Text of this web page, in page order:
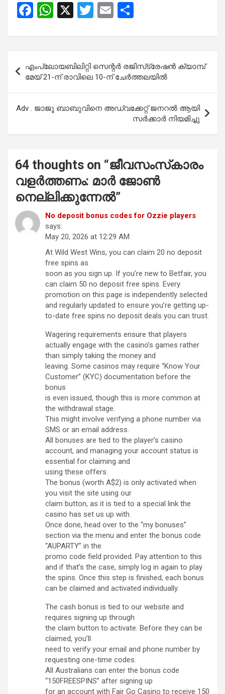
F
ce
o
o
k
W
at
A
p
p
X
T
tt
E
ail ar
e
navigation
എംപ്ലോയബിലിറ്റി സെന്റർ രജിസ്‌ട്രേഷൻ ക്യാമ്പ്
മേയ് 21-ന് രാവിലെ 10-ന് ചേർത്തലയിൽ
Adv . ജാജൂ ബാബുവിനെ അഡ്വക്കേറ്റ് ജനറൽ ആയി
സർക്കാർ നിയമിച്ചു
64 thoughts on “ജീവസംസ്‌കാരം
വളര്‍ത്തണം: മാര്‍ ജോണ്‍
നെല്ലിക്കുന്നേല്‍”
No deposit bonus codes for Ozzie players
says:
May 20, 2026 at 12:29 AM
At Wild West Wins, you can claim 20 no deposit
free spins as
soon as you sign up. If you’re new to Betfair, you
can claim 50 no deposit free spins. Every
promotion on this page is independently selected
and regularly updated to ensure you’re getting up-
to-date free spins no deposit deals you can trust.
Wagering requirements ensure that players
actually engage with the casino’s games rather
than simply taking the money and
leaving. Some casinos may require “Know Your
Customer” (KYC) documentation before the
bonus
is even issued, though this is more common at
the withdrawal stage.
This might involve verifying a phone number via
SMS or an email address.
All bonuses are tied to the player’s casino
account, and managing your account status is
essential for claiming and
using these offers.
The bonus (worth A$2) is only activated when
you visit the site using our
claim button, as it is tied to a special link the
casino has set us up with.
Once done, head over to the “my bonuses”
section via the menu and enter the bonus code
“AUPARTY” in the
promo code field provided. Pay attention to this
and if that’s the case, simply log in again to play
the spins. Once this step is finished, each bonus
can be claimed and activated individually.
The cash bonus is tied to our website and
requires signing up through
the claim button to activate. Before they can be
claimed, you’ll
need to verify your email and phone number by
requesting one-time codes.
All Australians can enter the bonus code
“150FREESPINS” after signing up
for an account with Fair Go Casino to receive 150